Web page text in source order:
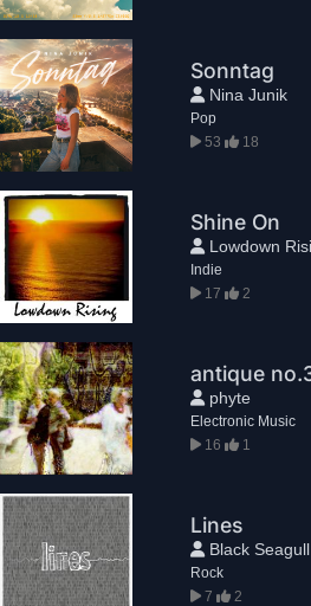
Sonntag
Nina Junik
Pop
53
18
Shine On
Lowdown
Indie
17
2
antique
phyte
Electronic Music
16
1
Lines
Black Seagull
Rock
7
2